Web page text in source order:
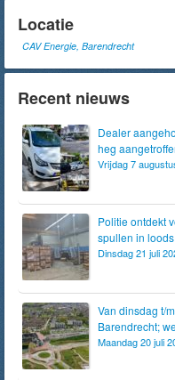
Locatie
CAV Energie, Barendrecht
Recent nieuws
Dealer
heg
Vrijdag 7
Politie ontdekt
spullen in
Dinsdag 21 juli
Van dinsdag t/
Barendrecht;
Maandag 20 juli